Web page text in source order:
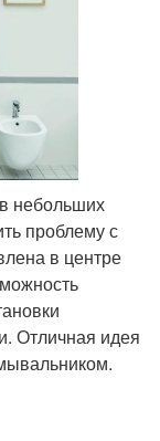
небольших
проблему с
в центре
Отличная идея